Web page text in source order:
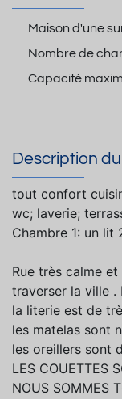
Maison d'une
Nombre de
Capacité
Description
tout confort
wc; laverie;
Chambre 1: un lit
Rue très calme
traverser la ville .
la literie est de
les matelas sont
les oreillers sont
LES COUETTES
NOUS SOMMES